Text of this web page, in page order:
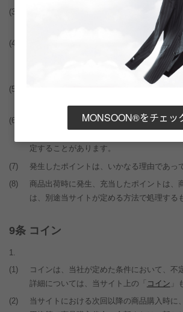
(3)
ポイントの充当額は、当該利用者所有の残
超えない範囲で自由に設定できます。
(4)
複数の商品を購入した際に、購入総額に対
たします。商品個別に充当ポイント数を指
(5)
ポイントは、当サイトにて最後に購入した
(6)
利用者のポイントを保護する目的等合理的
回の注文で利用できるポイント数を、予告
定することがあります。
(7)
発生したポイントは、いかなる理由であっ
(8)
商品出荷時に発生、充当したポイントは、
は、別途当サイトが定める方法で処理する
条 コイン
(1)
コインは、当社が定めた条件において、
詳細については、当サイト上の「 コイン
(2)
当サイトにおける次回以降の商品購入時に
MONSOON®をチェッ